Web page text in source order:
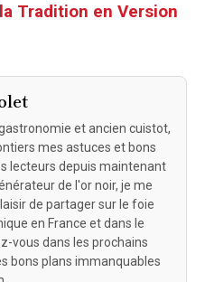
Tradition en Version
et ancien cuistot,
mes astuces et bons
lecteurs depuis maintenant
de l'or noir, je me
de partager sur le foie
en France et dans le
vous dans les prochains
bons plans immanquables